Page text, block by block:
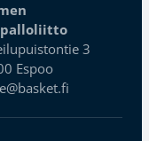
3
Espoo